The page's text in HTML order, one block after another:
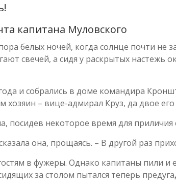
капитана Муловского
белых ночей, когда солнце почти не
свечей, а сидя у раскрытых настежь
и собрались в доме командира
хозяин – вице-адмирал Круз, да двое
посидев некоторое время для приличия
она, прощаясь. – В другой раз
в фужеры. Однако капитаны пили и
за столом пытался теперь